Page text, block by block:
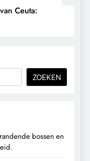
Ceuta:
ZOEKEN
bossen en